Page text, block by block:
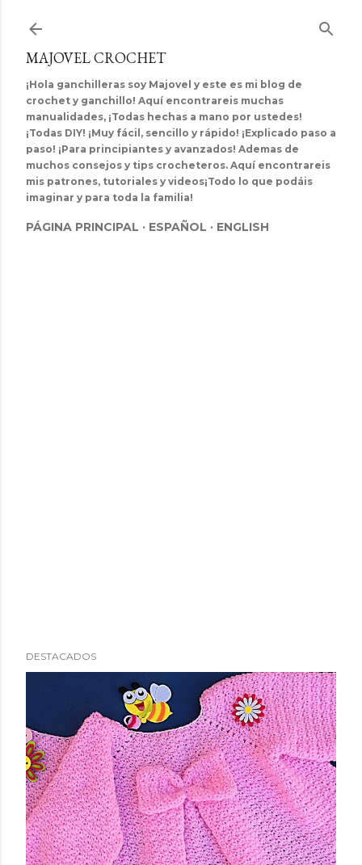
MAJOVEL CROCHET
¡Hola ganchilleras soy Majovel y este es mi blog de
crochet y ganchillo! Aquí encontrareis muchas
manualidades, ¡Todas hechas a mano por ustedes!
¡Todas DIY! ¡Muy fácil, sencillo y rápido! ¡Explicado paso a
paso! ¡Para principiantes y avanzados! Ademas de
muchos consejos y tips crocheteros. Aquí encontrareis
mis patrones, tutoriales y videos¡Todo lo que podáis
imaginar y para toda la familia!
PÁGINA PRINCIPAL ESPAÑOL ENGLISH
DESTACADOS